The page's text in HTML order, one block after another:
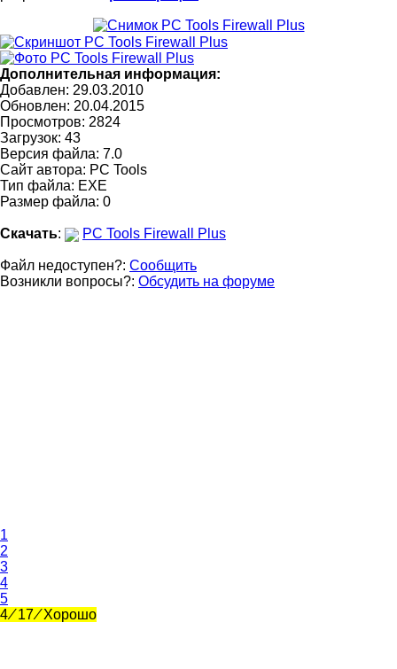
Дополнительная информация:
Добавлен: 29.03.2010
Обновлен: 20.04.2015
Просмотров: 2824
Загрузок: 43
Версия файла: 7.0
Сайт автора: PC Tools
Тип файла: EXE
Размер файла: 0
Скачать: PC Tools Firewall Plus
Файл недоступен?: Сообщить
Возникли вопросы?: Обсудить на форуме
1
2
3
4
5
4⁄17⁄Хорошо